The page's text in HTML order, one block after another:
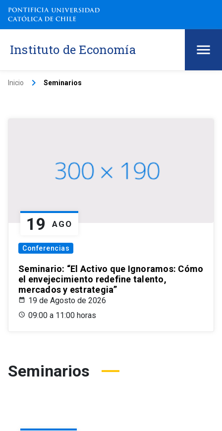
Instituto de Economía
Inicio keyboard_arrow_right Seminarios
19 AGO
Conferencias
Seminario: “El Activo que Ignoramos: Cómo
el envejecimiento redefine talento,
mercados y estrategia”
19 de Agosto de 2026
09:00 a 11:00 horas
Seminarios